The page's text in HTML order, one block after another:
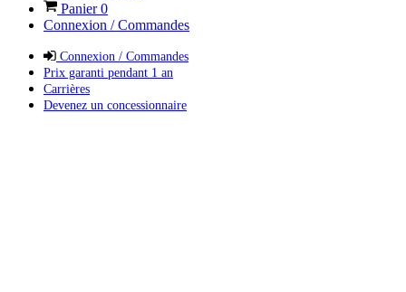
Panier0
Connexion / Commandes
Connexion / Commandes
Prix garanti pendant 1 an
Carrières
Devenez un concessionnaire